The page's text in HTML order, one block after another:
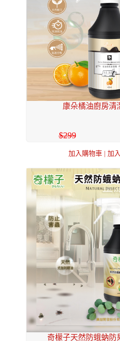
康朵橘油廚房清
299
加入購物車 加
奇檬子天然防蛾蚋防